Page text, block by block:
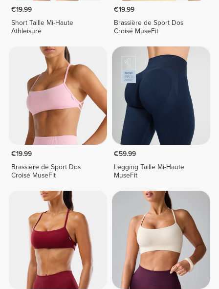
€19.99
Short Taille Mi-Haute
Athleisure
€19.99
Brassière de Sport Dos
Croisé MuseFit
€19.99
Brassière de Sport Dos
Croisé MuseFit
€59.99
Legging Taille Mi-Haute
MuseFit